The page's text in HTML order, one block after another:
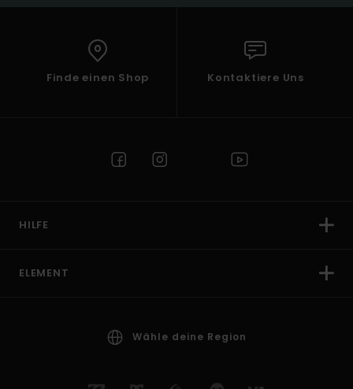
Finde einen Shop Kontaktiere Uns
HILFE
ELEMENT
Wähle deine Region